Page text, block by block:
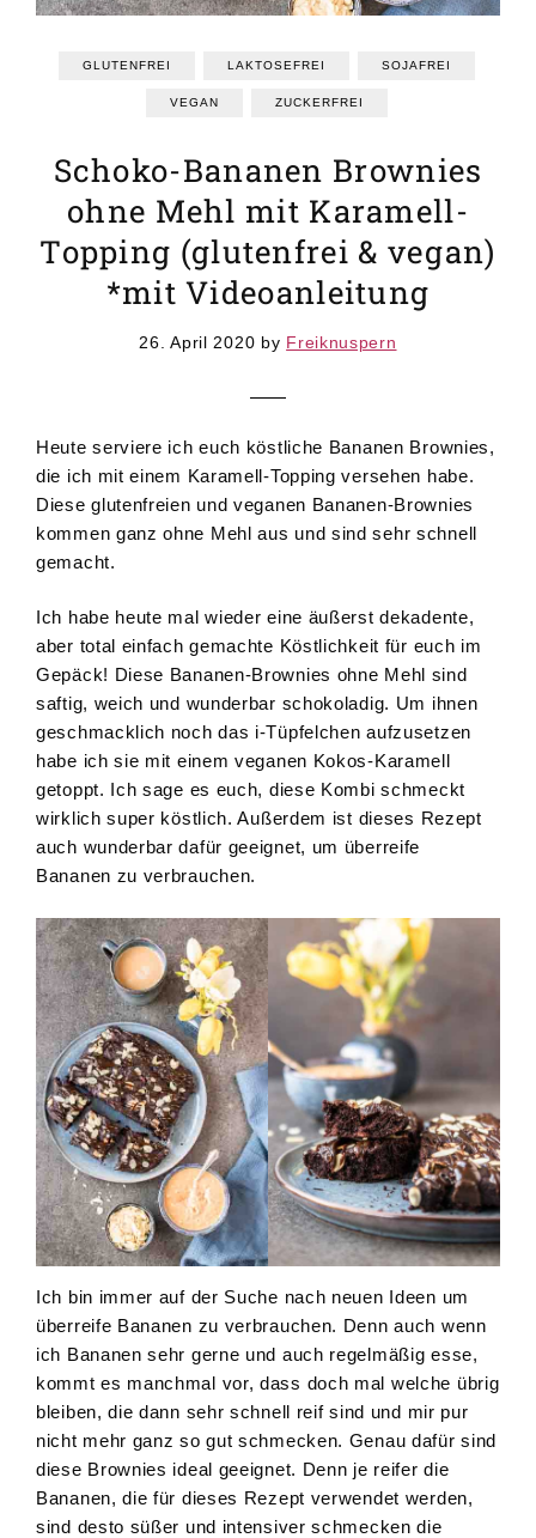
GLUTENFREI LAKTOSEFREI SOJAFREI
VEGAN ZUCKERFREI
Schoko-Bananen Brownies
ohne Mehl mit Karamell-
Topping (glutenfrei & vegan)
*mit Videoanleitung
26. April 2020 by Freiknuspern
Heute serviere ich euch köstliche Bananen Brownies,
die ich mit einem Karamell-Topping versehen habe.
Diese glutenfreien und veganen Bananen-Brownies
kommen ganz ohne Mehl aus und sind sehr schnell
gemacht.
Ich habe heute mal wieder eine äußerst dekadente,
aber total einfach gemachte Köstlichkeit für euch im
Gepäck! Diese Bananen-Brownies ohne Mehl sind
saftig, weich und wunderbar schokoladig. Um ihnen
geschmacklich noch das i-Tüpfelchen aufzusetzen
habe ich sie mit einem veganen Kokos-Karamell
getoppt. Ich sage es euch, diese Kombi schmeckt
wirklich super köstlich. Außerdem ist dieses Rezept
auch wunderbar dafür geeignet, um überreife
Bananen zu verbrauchen.
Ich bin immer auf der Suche nach neuen Ideen um
überreife Bananen zu verbrauchen. Denn auch wenn
ich Bananen sehr gerne und auch regelmäßig esse,
kommt es manchmal vor, dass doch mal welche übrig
bleiben, die dann sehr schnell reif sind und mir pur
nicht mehr ganz so gut schmecken. Genau dafür sind
diese Brownies ideal geeignet. Denn je reifer die
Bananen, die für dieses Rezept verwendet werden,
sind desto süßer und intensiver schmecken die